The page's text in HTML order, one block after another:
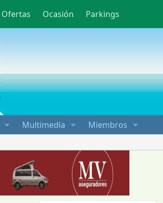
Ofertas Ocasión Parkings
Multimedia Miembros